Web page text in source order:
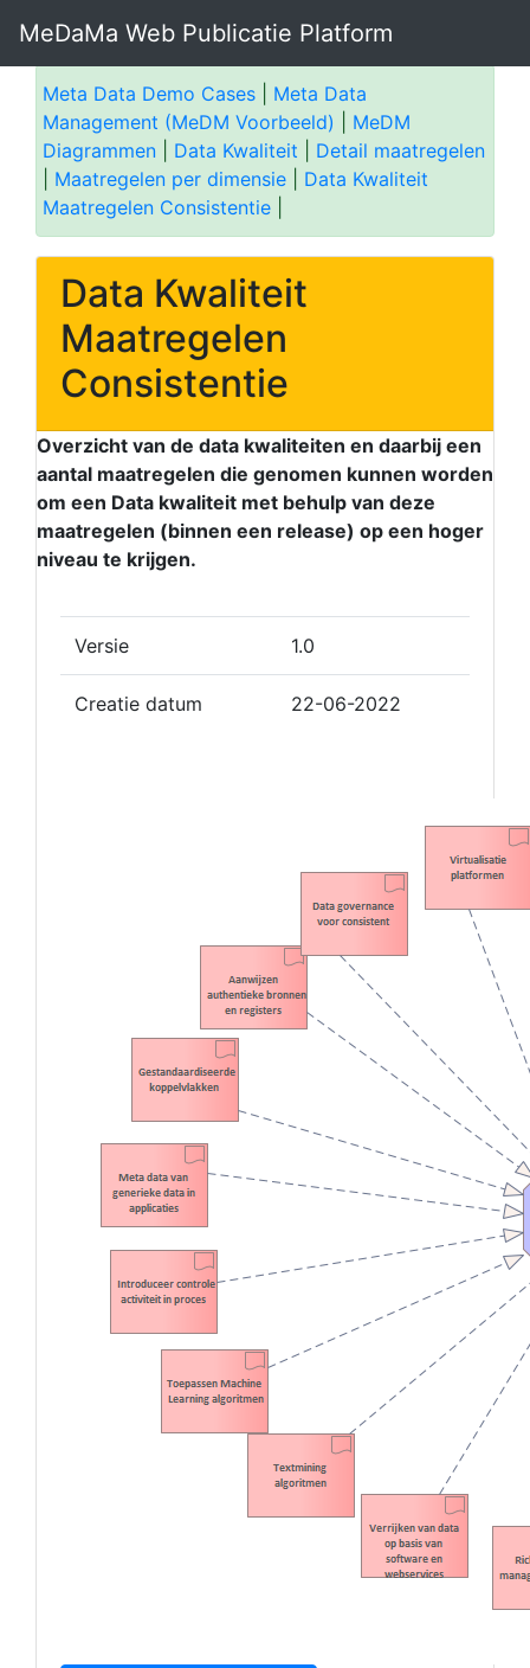
MeDaMa Web Publicatie Platform
Meta Data Demo Cases
Meta Data
Management (MeDM Voorbeeld)
MeDM
Diagrammen
Data Kwaliteit
Detail maatregelen
Maatregelen per dimensie
Data Kwaliteit
Maatregelen Consistentie
Data Kwaliteit
Maatregelen
Consistentie
Overzicht van de data kwaliteiten en daarbij een
aantal maatregelen die genomen kunnen worden
om een Data kwaliteit met behulp van deze
maatregelen (binnen een release) op een hoger
niveau te krijgen.
Versie 1.0
Creatie datum 22-06-2022